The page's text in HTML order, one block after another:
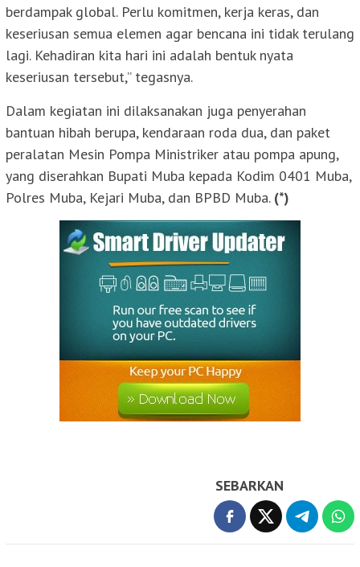
berdampak global. Perlu komitmen, kerja keras, dan
keseriusan semua elemen agar bencana ini tidak terulang
lagi. Kehadiran kita hari ini adalah bentuk nyata
keseriusan tersebut,” tegasnya.
Dalam kegiatan ini dilaksanakan juga penyerahan
bantuan hibah berupa, kendaraan roda dua, dan paket
peralatan Mesin Pompa Ministriker atau pompa apung,
yang diserahkan Bupati Muba kepada Kodim 0401 Muba,
Polres Muba, Kejari Muba, dan BPBD Muba. (*)
SEBARKAN